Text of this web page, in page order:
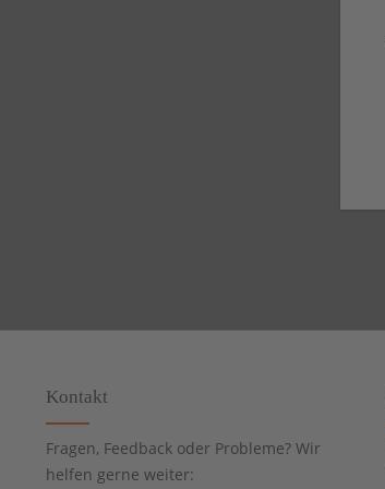
Kontakt
Fragen, Feedback oder Probleme? Wir
helfen gerne weiter: